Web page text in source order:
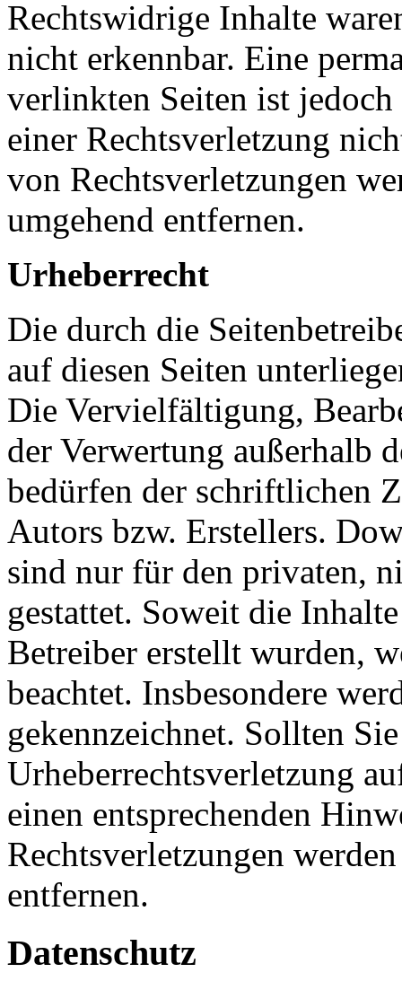
Rechtswidrige Inhalte
nicht erkennbar. Eine
verlinkten Seiten ist
einer Rechtsverletzung
von Rechtsverletzungen
umgehend entfernen.
Urheberrecht
Die durch die
auf diesen Seiten
Die Vervielfältigung,
der Verwertung außerhalb
bedürfen der schriftlichen
Autors bzw. Erstellers.
sind nur für den privaten,
gestattet. Soweit die
Betreiber erstellt wurden,
beachtet. Insbesondere
gekennzeichnet. Sollten
Urheberrechtsverletzung
einen entsprechenden
Rechtsverletzungen
entfernen.
Datenschutz